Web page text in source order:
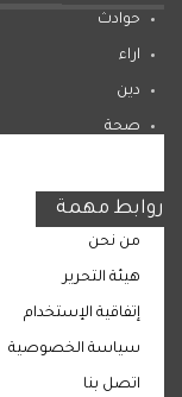
حوادث
اراء
دين
صحة
روابط مهمة
من نحن
هيئة التحرير
إتفاقية الإستخدام
سياسة الخصوصية
اتصل بنا